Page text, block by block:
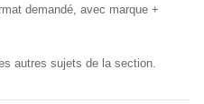
demandé, avec marque +
autres sujets de la section.